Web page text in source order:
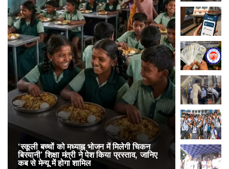
‘स्कूली बच्चों को मध्याह्न भोजन में मिलेगी चिकन
बिरयानी’ शिक्षा मंत्री ने पेश किया प्रस्ताव, जानिए
कब से मेन्यू में होगा शामिल
RailOne
लोकप्रिय,
अनारक्षित